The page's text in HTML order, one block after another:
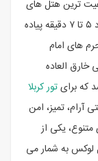
ترین هتل های
پنج ستاره به بین الحرمین است؛ تا جایی که حدود ۵ تا ۷ دقیقه پیاده
های امام
العاده
که برایتور کربلا
آرام، تمیز، امن
یکی از
لوکس به شمار می